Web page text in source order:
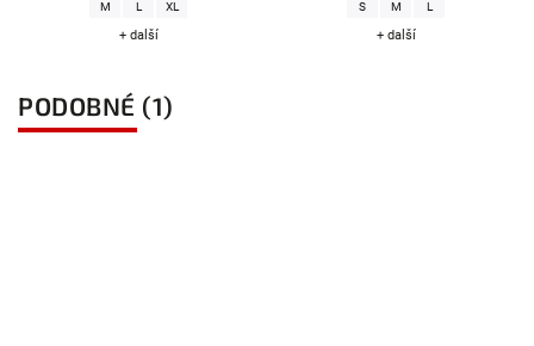
M L XL
+ další
S M L
+ další
PODOBNÉ (1)